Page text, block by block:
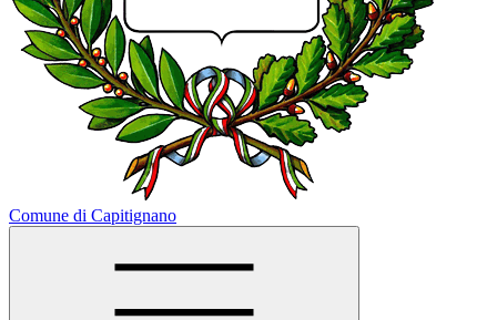
Comune di Capitignano